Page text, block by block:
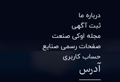
درباره ما
ثبت آگهی
مجله اوکی صنعت
صفحات رسمی صنایع
حساب کاربری
آدرس